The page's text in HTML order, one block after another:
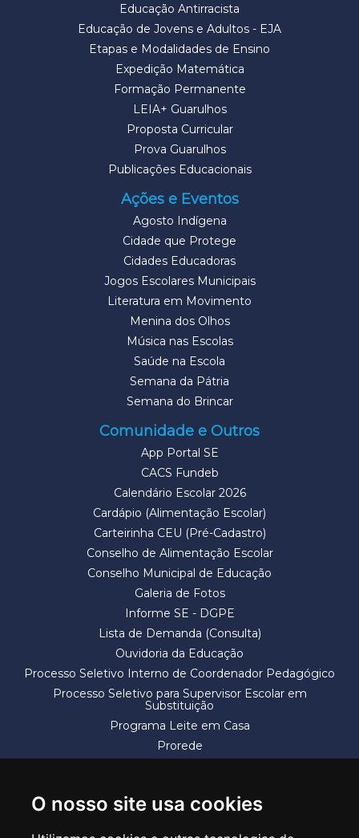
O nosso site usa cookies
Educação Antirracista
Educação de Jovens e Adultos - EJA
Etapas e Modalidades de Ensino
Expedição Matemática
Formação Permanente
LEIA+ Guarulhos
Proposta Curricular
Prova Guarulhos
Publicações Educacionais
Ações e Eventos
Agosto Indígena
Cidade que Protege
Cidades Educadoras
Jogos Escolares Municipais
Literatura em Movimento
Menina dos Olhos
Música nas Escolas
Saúde na Escola
Semana da Pátria
Semana do Brincar
Comunidade e Outros
App Portal SE
CACS Fundeb
Calendário Escolar 2026
Cardápio (Alimentação Escolar)
Carteirinha CEU (Pré-Cadastro)
Conselho de Alimentação Escolar
Conselho Municipal de Educação
Galeria de Fotos
Informe SE - DGPE
Lista de Demanda (Consulta)
Ouvidoria da Educação
Processo Seletivo Interno de Coordenador Pedagógico
Processo Seletivo para Supervisor Escolar em
Substituição
Programa Leite em Casa
Prorede